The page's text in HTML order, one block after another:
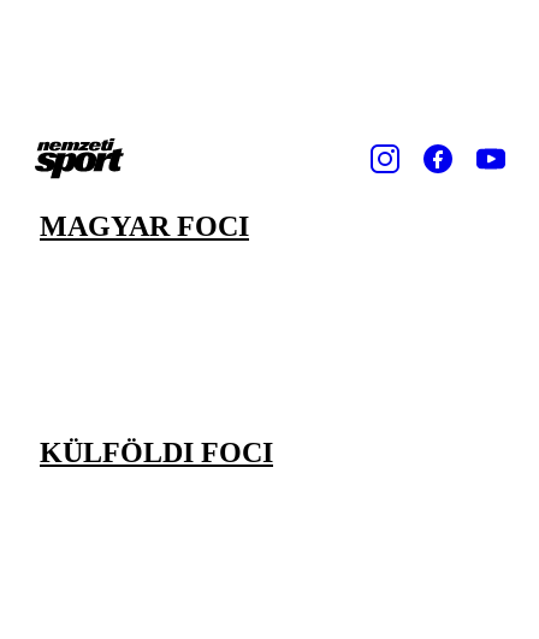
MAGYAR FOCI
KÜLFÖLDI FOCI